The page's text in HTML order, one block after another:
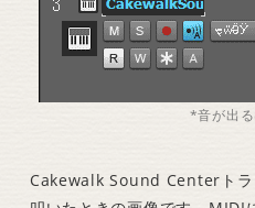
*音が出
Cakewalk Sound Centerトラ